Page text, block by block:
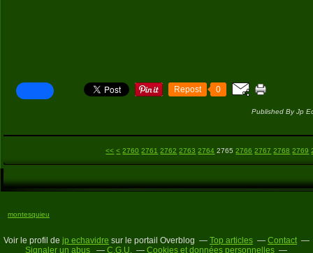
Repost 0
Published By Jp
<< < 2700
2710
2720
2730
2740
2750
2760 2761 2762 2763 2764 2765 2766 2767 2768 2769
montesquieu
Voir le profil de jp echavidre sur le portail Overblog Top articles
Contact
Signaler un abus
C.G.U. Cookies et données personnelles